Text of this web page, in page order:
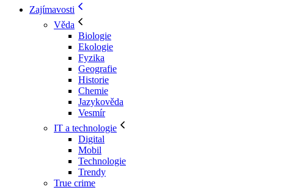
Zajímavosti
Věda
Biologie
Ekologie
Fyzika
Geografie
Historie
Chemie
Jazykověda
Vesmír
IT a technologie
Digital
Mobil
Technologie
Trendy
True crime